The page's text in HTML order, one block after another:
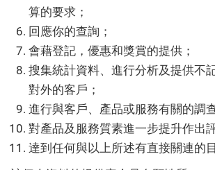
算的要求；
回應你的查詢；
會藉登記，優惠和獎賞的提供；
搜集統計資料、進行分析及提供不
對外的客戶；
進行與客戶、產品或服務有關的調
對產品及服務質素進一步提升作出
達到任何與以上所述有直接關連的目